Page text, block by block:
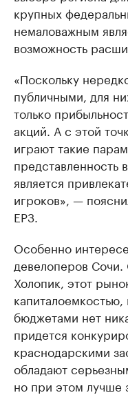
крупных
немаловажным
возможность
«Поскольку
публичными, для
только
акций. А с этой
играют такие
представленность
является
игроков», —
ЕРЗ.
Особенно
девелоперов Сочи.
Холопик, этот
бюджетами нет
придется
краснодарскими
обладают
но при этом лучше